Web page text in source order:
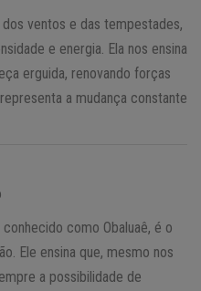
dos ventos e das tempestades,
e energia. Ela nos ensina
erguida, renovando forças
a mudança constante
conhecido como Obaluaê, é o
Ele ensina que, mesmo nos
a possibilidade de